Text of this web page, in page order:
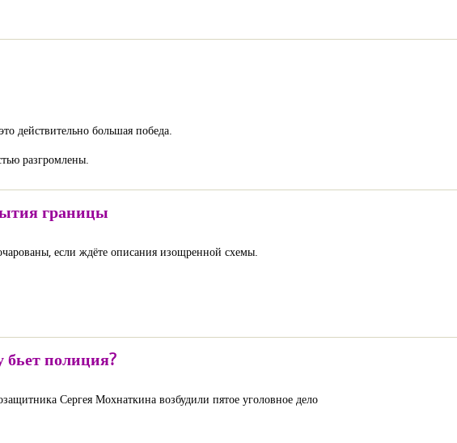
действительно большая победа.
разгромлены.
границы
если ждёте описания изощренной схемы.
полиция?
Сергея Мохнаткина возбудили пятое уголовное дело